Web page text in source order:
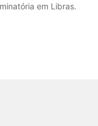
em Libras.